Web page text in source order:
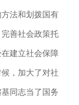
法和划拨国有
善社会政策托
建立社会保障
，加大了对社
同志当了国务